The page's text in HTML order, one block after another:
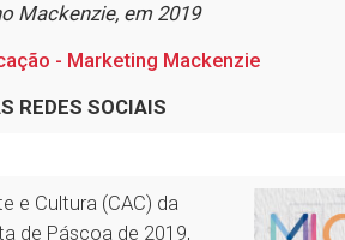
Mackenzie, em 2019
- Marketing Mackenzie
REDES SOCIAIS
e Cultura (CAC) da
de Páscoa de 2019,